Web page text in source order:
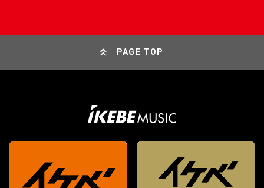
PAGE TOP